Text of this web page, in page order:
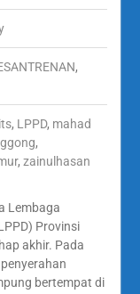
,
, LPPD, mahad
,
,zainulhasan
Lembaga
Provinsi
akhir. Pada
bertempat di